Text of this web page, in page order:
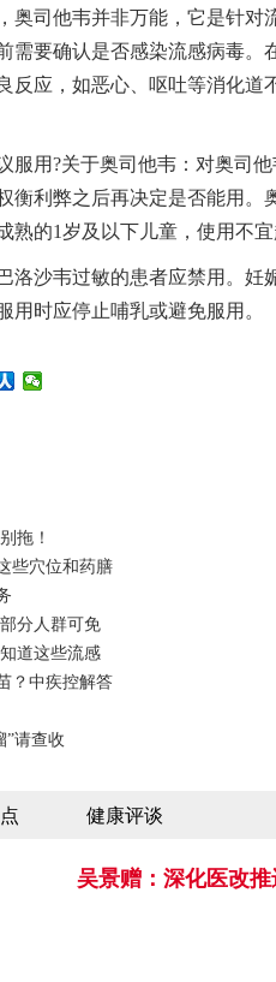
奥司他韦并非万能，它是针对
需要确认是否感染流感病毒。
反应，如恶心、呕吐等消化道
服用?关于奥司他韦：对奥司
衡利弊之后再决定是否能用。
熟的1岁及以下儿童，使用不宜
洛沙韦过敏的患者应禁用。妊
用时应停止哺乳或避免服用。
拖！
些穴位和药膳
分人群可免
道这些流感
？中疾控解答
”请查收
健康评谈
吴景赠：深化医改